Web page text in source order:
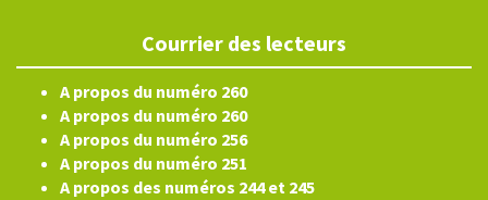
Courrier des lecteurs
A propos du numéro 260
A propos du numéro 260
A propos du numéro 256
A propos du numéro 251
A propos des numéros 244 et 245